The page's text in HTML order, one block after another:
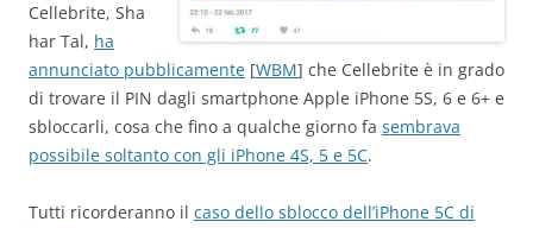
Cellebrite, Sha
har Tal, ha
annunciato pubblicamente [WBM] che Cellebrite è in grado
di trovare il PIN dagli smartphone Apple iPhone 5S, 6 e 6+ e
sbloccarli, cosa che fino a qualche giorno fa sembrava
possibile soltanto con gli iPhone 4S, 5 e 5C.
Tutti ricorderanno il caso dello sblocco dell’iPhone 5C di